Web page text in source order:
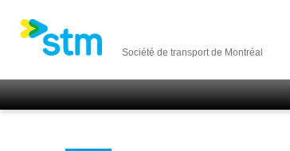
Société de transport de Montréal